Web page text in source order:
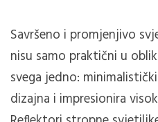
Savršeno i promjenjivo
nisu samo praktični u
svega jedno:
dizajna i impresionira